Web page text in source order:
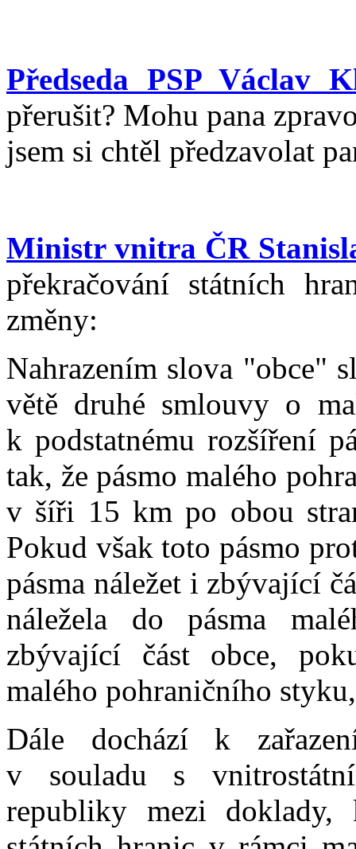
Předseda PSP Václav
přerušit? Mohu pana
jsem si chtěl předzavolat
Ministr vnitra ČR
překračování státních
změny:
Nahrazením slova "obce"
větě druhé smlouvy o
k podstatnému rozšíření
tak, že pásmo malého
v šíři 15 km po obou
Pokud však toto pásmo
pásma náležet i zbývající
náležela do pásma
zbývající část obce,
malého pohraničního
Dále dochází k
v souladu s
republiky mezi doklady,